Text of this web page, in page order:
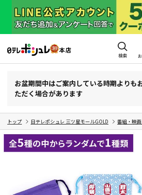
検索
お盆期間中はご案内している時期よりも
ただく場合があります
トップ 日テレポシュレ 三ツ星モールGOLD 番組・映